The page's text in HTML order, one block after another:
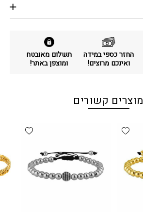
החזר כספי במידה
ואינכם מרוצים!
תשלום מאובטח
ומוצפן באתר!
מוצרים קשורים
Add wishlist
wishlist